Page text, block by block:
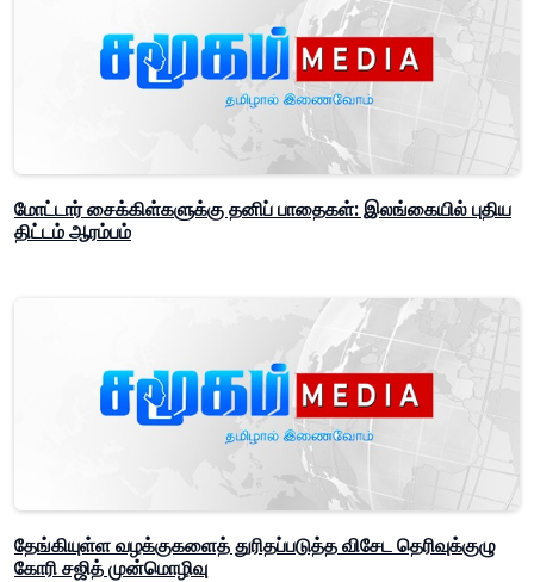
மோட்டார் சைக்கிள்களுக்கு தனிப் பாதைகள்: இலங்கையில் புதிய
திட்டம் ஆரம்பம்
தேங்கியுள்ள வழக்குகளைத் துரிதப்படுத்த விசேட தெரிவுக்குழு
கோரி சஜித் முன்மொழிவு